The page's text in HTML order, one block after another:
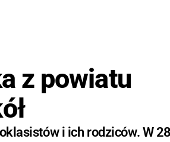
z powiatu
i ich rodziców. W